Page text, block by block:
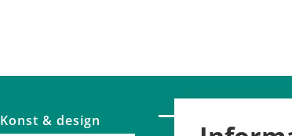
Konst & design